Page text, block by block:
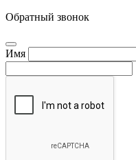
Обратный звонок
Имя